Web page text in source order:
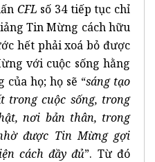
CFL số 34 tiếp tục chỉ
Tin Mừng cách hữu
hết phải xoá bỏ được
với cuộc sống hằng
họ; họ sẽ “sáng tạo
trong cuộc sống, trong
nơi bản thân, trong
được Tin Mừng gợi
cách đầy đủ”. Từ đó